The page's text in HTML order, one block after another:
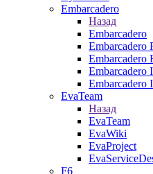
Embarcadero
Назад
Embarcadero
Embarcadero
Embarcadero
Embarcadero
Embarcadero
EvaTeam
Назад
EvaTeam
EvaWiki
EvaProject
F6